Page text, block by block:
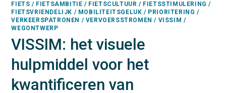
FIETS / FIETSAMBITIE / FIETSCULTUUR / FIETSSTIMULERING /
FIETSVRIENDELIJK / MOBILITEITSGELUK / PRIORITERING /
VERKEERSPATRONEN / VERVOERSSTROMEN / VISSIM /
WEGONTWERP
VISSIM: het visuele
hulpmiddel voor het
kwantificeren van